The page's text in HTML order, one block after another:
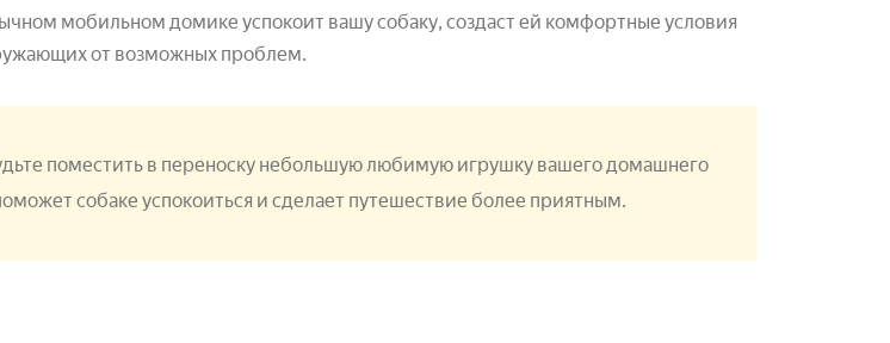
мобильном домике успокоит вашу собаку, создаст ей комфортные условия
от возможных проблем.
поместить в переноску небольшую любимую игрушку вашего домашнего
собаке успокоиться и сделает путешествие более приятным.